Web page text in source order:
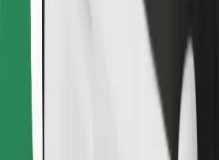
Hanki kyyti hetkessä!
Lataa Bolt-sovellus
Löydä lempiruokasi!
Lataa Bolt Food -sovellus